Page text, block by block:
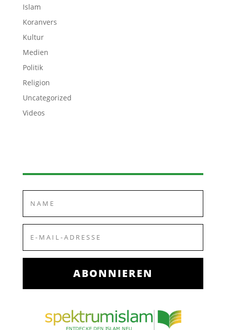
Islam
Koranvers
Kultur
Medien
Politik
Religion
Uncategorized
Videos
ABONNIEREN